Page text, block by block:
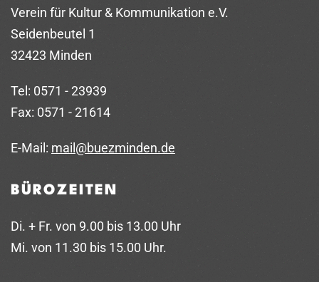
Verein für Kultur & Kommunikation e.V.
Seidenbeutel 1
32423 Minden
Tel: 0571 - 23939
Fax: 0571 - 21614
E-Mail: mail@buezminden.de
BÜROZEITEN
Di. + Fr. von 9.00 bis 13.00 Uhr
Mi. von 11.30 bis 15.00 Uhr.